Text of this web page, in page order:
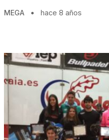
MEGA • hace 8 años